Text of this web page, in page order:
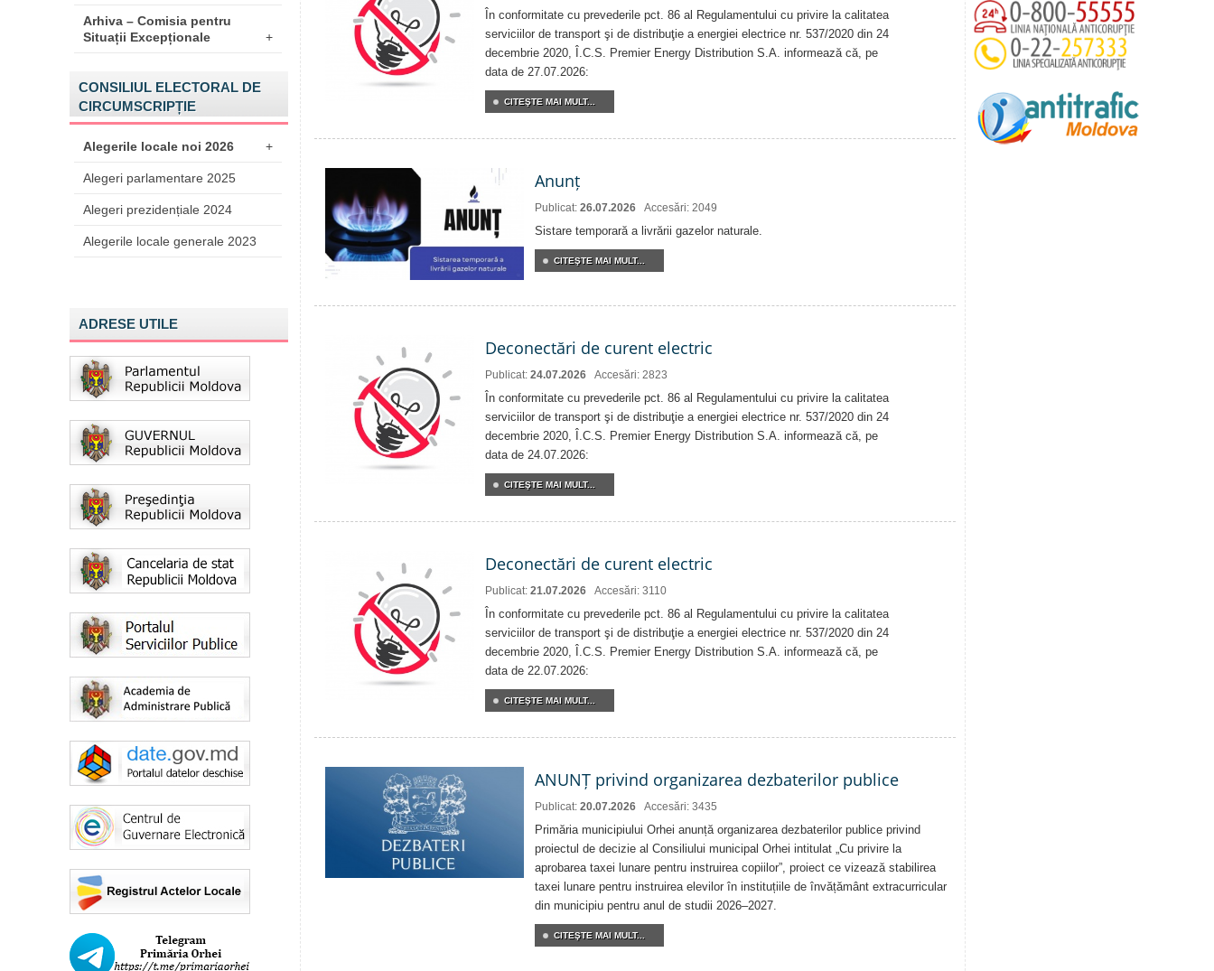
Arhiva – Comisia pentru
Situații Excepționale
+
CONSILIUL ELECTORAL DE
CIRCUMSCRIPȚIE
Alegerile locale noi 2026 +
Alegeri parlamentare 2025
Alegeri prezidențiale 2024
Alegerile locale generale 2023
ADRESE UTILE
În conformitate cu prevederile pct. 86 al Regulamentului cu privire la calitatea
serviciilor de transport şi de distribuţie a energiei electrice nr. 537/2020 din 24
decembrie 2020, Î.C.S. Premier Energy Distribution S.A. informează că, pe
data de 27.07.2026:
CITEŞTE MAI MULT...
Anunț
Publicat: 26.07.2026 Accesări: 2049
Sistare temporară a livrării gazelor naturale.
CITEŞTE MAI MULT...
Deconectări de curent electric
Publicat: 24.07.2026 Accesări: 2823
În conformitate cu prevederile pct. 86 al Regulamentului cu privire la calitatea
serviciilor de transport şi de distribuţie a energiei electrice nr. 537/2020 din 24
decembrie 2020, Î.C.S. Premier Energy Distribution S.A. informează că, pe
data de 24.07.2026:
CITEŞTE MAI MULT...
Deconectări de curent electric
Publicat: 21.07.2026 Accesări: 3110
În conformitate cu prevederile pct. 86 al Regulamentului cu privire la calitatea
serviciilor de transport şi de distribuţie a energiei electrice nr. 537/2020 din 24
decembrie 2020, Î.C.S. Premier Energy Distribution S.A. informează că, pe
data de 22.07.2026:
CITEŞTE MAI MULT...
ANUNȚ privind organizarea dezbaterilor publice
Publicat: 20.07.2026 Accesări: 3435
Primăria municipiului Orhei anunță organizarea dezbaterilor publice privind
proiectul de decizie al Consiliului municipal Orhei intitulat „Cu privire la
aprobarea taxei lunare pentru instruirea copiilor”, proiect ce vizează stabilirea
taxei lunare pentru instruirea elevilor în instituțiile de învățământ extracurricular
din municipiu pentru anul de studii 2026–2027.
CITEŞTE MAI MULT...